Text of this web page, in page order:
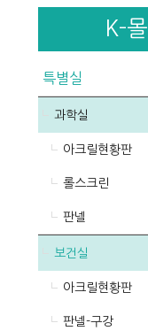
K-몰
특별실
과학실
아크릴현황판
롤스크린
판넬
보건실
아크릴현황판
판넬-구강